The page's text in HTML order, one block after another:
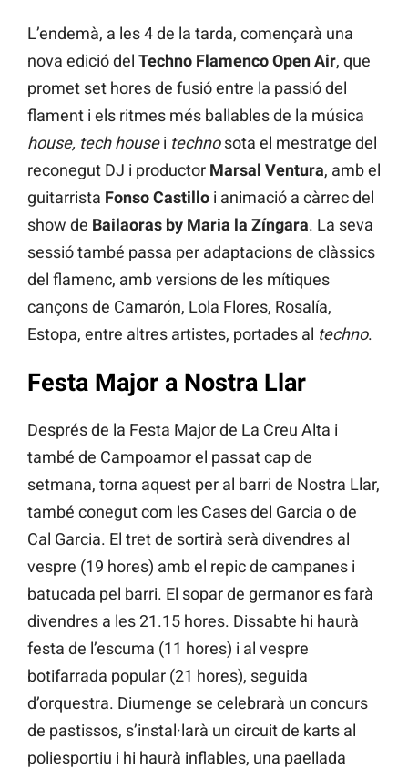
L’endemà, a les 4 de la tarda, començarà una
nova edició del Techno Flamenco Open Air, que
promet set hores de fusió entre la passió del
flament i els ritmes més ballables de la música
house, tech housei technosota el mestratge del
reconegut DJ i productor Marsal Ventura, amb el
guitarrista Fonso Castillo i animació a càrrec del
show de Bailaoras by Maria la Zíngara. La seva
sessió també passa per adaptacions de clàssics
del flamenc, amb versions de les mítiques
cançons de Camarón, Lola Flores, Rosalía,
Estopa, entre altres artistes, portades al techno.
Festa Major a Nostra Llar
Després de la Festa Major de La Creu Alta i
també de Campoamor el passat cap de
setmana, torna aquest per al barri de Nostra Llar,
també conegut com les Cases del Garcia o de
Cal Garcia. El tret de sortirà serà divendres al
vespre (19 hores) amb el repic de campanes i
batucada pel barri. El sopar de germanor es farà
divendres a les 21.15 hores. Dissabte hi haurà
festa de l’escuma (11 hores) i al vespre
botifarrada popular (21 hores), seguida
d’orquestra. Diumenge se celebrarà un concurs
de pastissos, s’instal·larà un circuit de karts al
poliesportiu i hi haurà inflables, una paellada